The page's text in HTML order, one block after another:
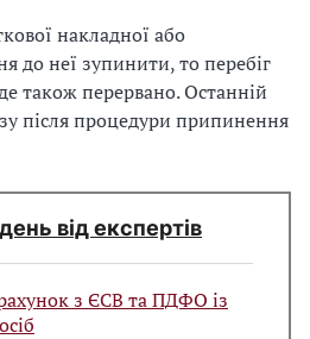
накладної або
до неї зупинити, то перебіг
також перервано. Останній
після процедури припинення
від експертів
з ЄСВ та ПДФО із